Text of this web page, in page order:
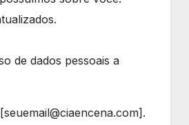
de dados pessoais a